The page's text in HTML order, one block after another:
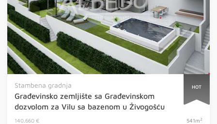
HOT
Stambena gradnja
Građevinsko zemljište sa Građevinskom
dozvolom za Vilu sa bazenom u Živogošću
140.660 € 541m 2